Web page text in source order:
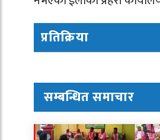
प्रतिक्रिया
सम्बन्धित समाचार